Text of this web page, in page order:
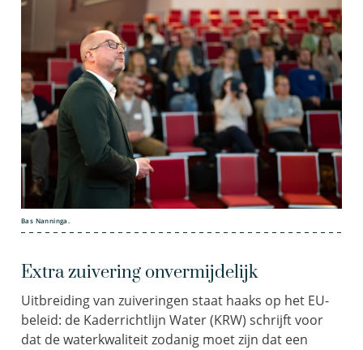
Bas Nanninga.
Extra zuivering onvermijdelijk
Uitbreiding van zuiveringen staat haaks op het EU-
beleid: de Kaderrichtlijn Water (KRW) schrijft voor
dat de waterkwaliteit zodanig moet zijn dat een